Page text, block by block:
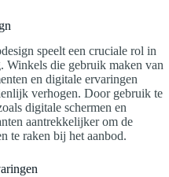
speelt een cruciale rol in
Winkels die gebruik maken van
en digitale ervaringen
verhogen. Door gebruik te
digitale schermen en
aantrekkelijker om de
te raken bij het aanbod.